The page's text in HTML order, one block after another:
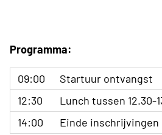
Programma:
09:00
Startuur ontvangst
12:30
Lunch tussen 12.30-
14:00
Einde